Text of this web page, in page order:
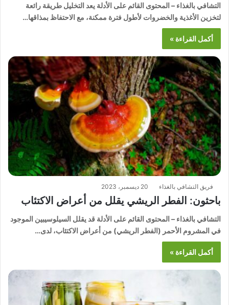
التشافي بالغذاء – المحتوى القائم على الأدلة يعد التخليل طريقة رائعة
لتخزين الأغذية والخضروات لأطول فترة ممكنة، مع الاحتفاظ بمذاقها…
أكمل القراءة »
فريق التشافي بالغذاء 20 ديسمبر، 2023
باحثون: الفطر الريشي يقلل من أعراض الاكتئاب
التشافي بالغذاء – المحتوى القائم على الأدلة قد يقلل السيلوسيبين الموجود
في المشروم الأحمر (الفطر الريشي) من أعراض الاكتئاب، لدى…
أكمل القراءة »